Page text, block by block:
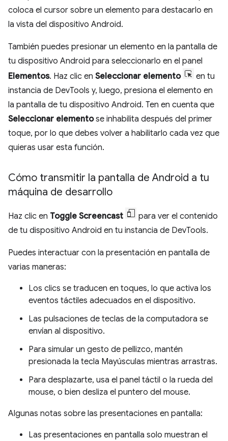
coloca el cursor sobre un elemento para destacarlo en
la vista del dispositivo Android.
También puedes presionar un elemento en la pantalla de
tu dispositivo Android para seleccionarlo en el panel
Elementos. Haz clic en Seleccionar elemento
en tu
instancia de DevTools y, luego, presiona el elemento en
la pantalla de tu dispositivo Android. Ten en cuenta que
Seleccionar elementose inhabilita después del primer
toque, por lo que debes volver a habilitarlo cada vez que
quieras usar esta función.
Cómo transmitir la pantalla de Android a tu
máquina de desarrollo
Haz clic en Toggle Screencast
para ver el contenido
de tu dispositivo Android en tu instancia de DevTools.
Puedes interactuar con la presentación en pantalla de
varias maneras:
Los clics se traducen en toques, lo que activa los
eventos táctiles adecuados en el dispositivo.
Las pulsaciones de teclas de la computadora se
envían al dispositivo.
Para simular un gesto de pellizco, mantén
presionada la tecla Mayúsculas mientras arrastras.
Para desplazarte, usa el panel táctil o la rueda del
mouse, o bien desliza el puntero del mouse.
Algunas notas sobre las presentaciones en pantalla:
Las presentaciones en pantalla solo muestran el